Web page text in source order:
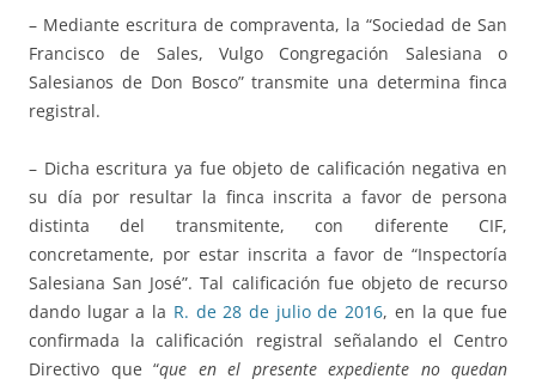
– Mediante escritura de compraventa, la “Sociedad de San
Francisco de Sales, Vulgo Congregación Salesiana o
Salesianos de Don Bosco” transmite una determina finca
registral.
– Dicha escritura ya fue objeto de calificación negativa en
su día por resultar la finca inscrita a favor de persona
distinta del transmitente, con diferente CIF,
concretamente, por estar inscrita a favor de “Inspectoría
Salesiana San José”. Tal calificación fue objeto de recurso
dando lugar a la R. de 28 de julio de 2016, en la que fue
confirmada la calificación registral señalando el Centro
Directivo que “que en el presente expediente no quedan